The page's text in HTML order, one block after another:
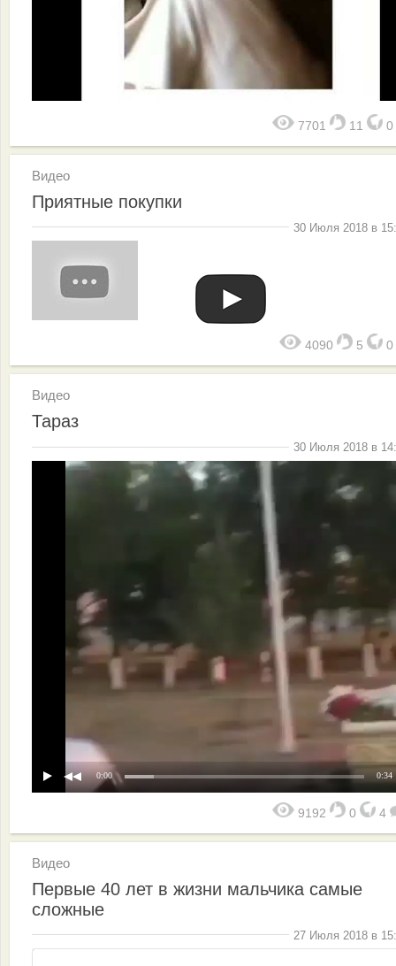
7701 11 0
Видео
Приятные покупки
30 Июля 2018 в
4090 5 0
Видео
Тараз
30 Июля 2018 в
0:00 0:34
9192 0 4
Видео
Первые 40 лет в жизни мальчика самые
сложные
27 Июля 2018 в